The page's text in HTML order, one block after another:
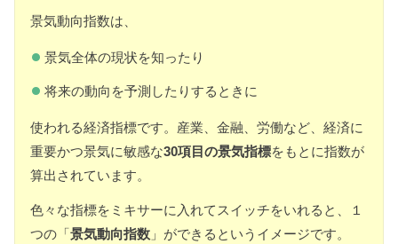
景気動向指数は、
景気全体の現状を知ったり
将来の動向を予測したりするときに
使われる経済指標です。産業、金融、労働など、経済に
重要かつ景気に敏感な30項目の景気指標をもとに指数が
算出されています。
色々な指標をミキサーに入れてスイッチをいれると、１
つの「景気動向指数 」ができるというイメージです。